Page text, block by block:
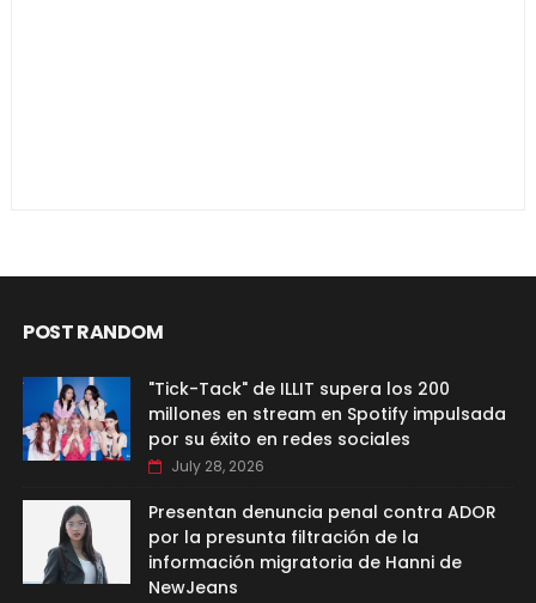
POST RANDOM
"Tick-Tack" de ILLIT supera los 200
millones en stream en Spotify impulsada
por su éxito en redes sociales
July 28, 2026
Presentan denuncia penal contra ADOR
por la presunta filtración de la
información migratoria de Hanni de
NewJeans